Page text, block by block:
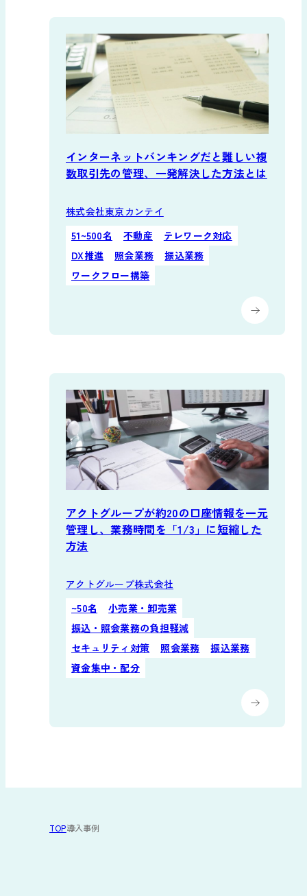
インターネットバンキングだと難しい複
数取引先の管理、一発解決した方法とは
株式会社東京カンテイ
51~500名
不動産
テレワーク対応
DX推進
照会業務
振込業務
ワークフロー構築
アクトグループが約20の口座情報を一元
管理し、業務時間を「1/3」に短縮した
方法
アクトグループ株式会社
~50名
小売業・卸売業
振込・照会業務の負担軽減
セキュリティ対策
照会業務
振込業務
資金集中・配分
TOP導入事例